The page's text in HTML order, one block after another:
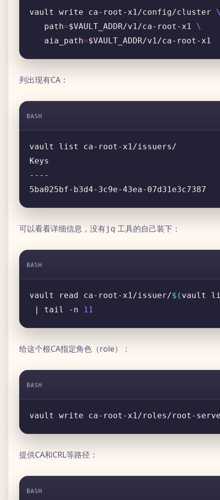
vault write ca-root-x1/config/cluster
   path
=$VAULT_ADDR/v1/ca-root-x1
   aia_path
=
列出现有CA：
BASH
可以看看详细信息，没有jq 工具的自己装下：
BASH
vault read ca-root-x1/issuer/$( vault
| tail -n
11
给这个根CA指定角色（role）：
BASH
vault write ca-root-x1/roles/root-
提供CA和CRL等路径：
BASH